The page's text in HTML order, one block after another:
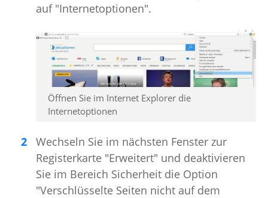
auf "Internetoptionen".
Öffnen Sie im Internet Explorer die
Internetoptionen
Wechseln Sie im nächsten Fenster zur
Registerkarte "Erweitert" und deaktivieren
Sie im Bereich Sicherheit die Option
"Verschlüsselte Seiten nicht auf dem